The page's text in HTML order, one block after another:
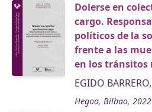
Dolerse en
cargo.
políticos de la
frente a las
en los
EGIDO
Hegoa, Bilbao, 2022